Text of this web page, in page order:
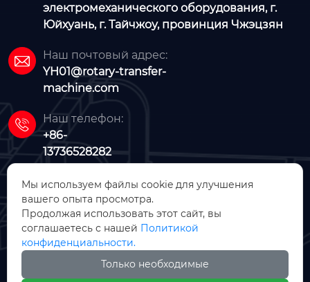
электромеханического оборудования, г.
Юйхуань, г. Тайчжоу, провинция Чжэцзян

Наш почтовый адрес:
YH01@rotary-transfer-
machine.com

Наш телефон:
+86-
13736528282
ООО Чжэцзян Фуюе Машинери
Мы используем файлы cookie для улучшения
вашего опыта просмотра.
Продолжая использовать этот сайт, вы
соглашаетесь с нашей Политикой
конфиденциальности.
Только необходимые